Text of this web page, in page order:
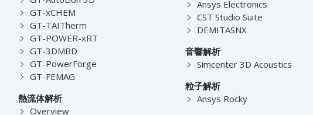
GT-xCHEM
GT-TAITherm
GT-POWER-xRT
GT-3DMBD
GT-PowerForge
GT-FEMAG
熱流体解析
Overview
Ansys Electronics
CST Studio Suite
DEMITASNX
音響解析
Simcenter 3D Acoustics
粒子解析
Ansys Rocky